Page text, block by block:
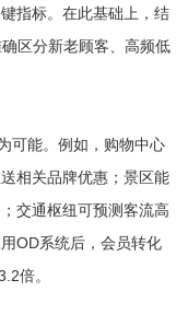
指标。在此基础上，结
区分新老顾客、高频低
可能。例如，购物中心
相关品牌优惠；景区能
交通枢纽可预测客流高
OD系统后，会员转化
倍。